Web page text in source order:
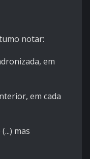
notar:
em
em cada
mas